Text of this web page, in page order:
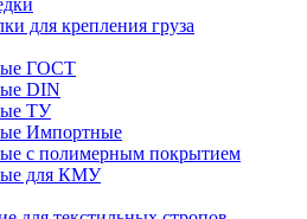
для крепления груза
ГОСТ
DIN
ТУ
Импортные
с полимерным покрытием
для КМУ